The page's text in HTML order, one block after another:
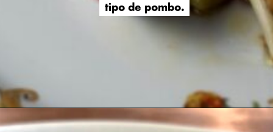
tipo de pombo.
tipo de pombo.